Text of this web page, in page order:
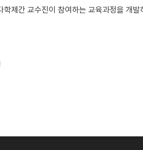
제간 교수진이 참여하는 교육과정을 개발